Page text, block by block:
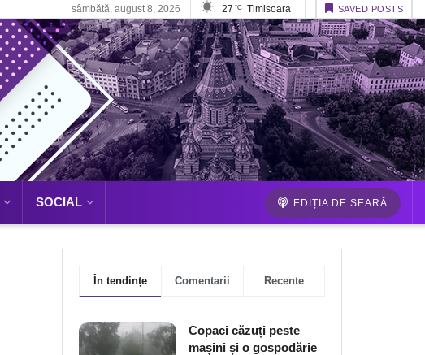
sâmbătă, august 8, 2026 27 °C Timisoara SAVED POSTS
SOCIAL EDIȚIA DE SEARĂ
În tendințe Comentarii Recente
Copaci căzuți peste
mașini și o gospodărie